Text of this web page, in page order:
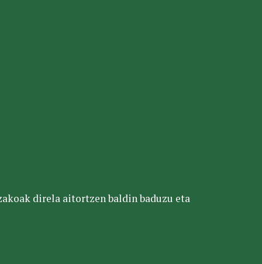
direla aitortzen baldin baduzu eta